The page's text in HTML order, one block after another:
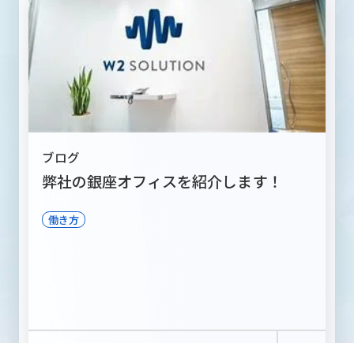
ブログ
弊社の銀座オフィスを紹介します！
働き方